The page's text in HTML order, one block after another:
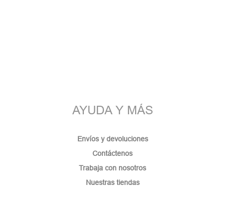
AYUDA Y MÁS
Envíos y devoluciones
Contáctenos
Trabaja con nosotros
Nuestras tiendas